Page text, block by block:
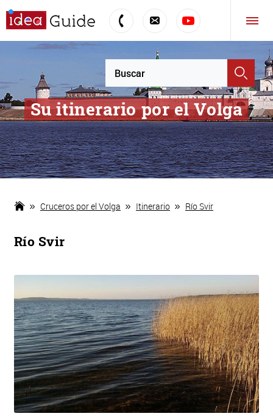
Su itinerario por el Volga
Cruceros por el Volga Itinerario Río Svir
Río Svir